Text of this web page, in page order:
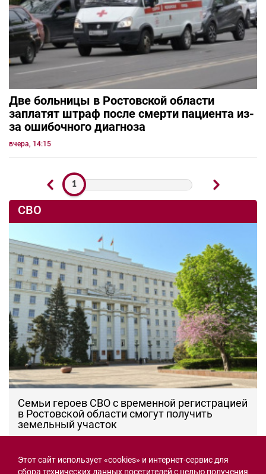
Две больницы в Ростовской области
заплатят штраф после смерти пациента из-
за ошибочного диагноза
вчера, 14:15
1
СВО
Семьи героев СВО с временной регистрацией
в Ростовской области смогут получить
земельный участок
Новости рубрики
Этот сайт использует «cookies» и интернет-сервис для
сбора технических данных посетителей с целью получения